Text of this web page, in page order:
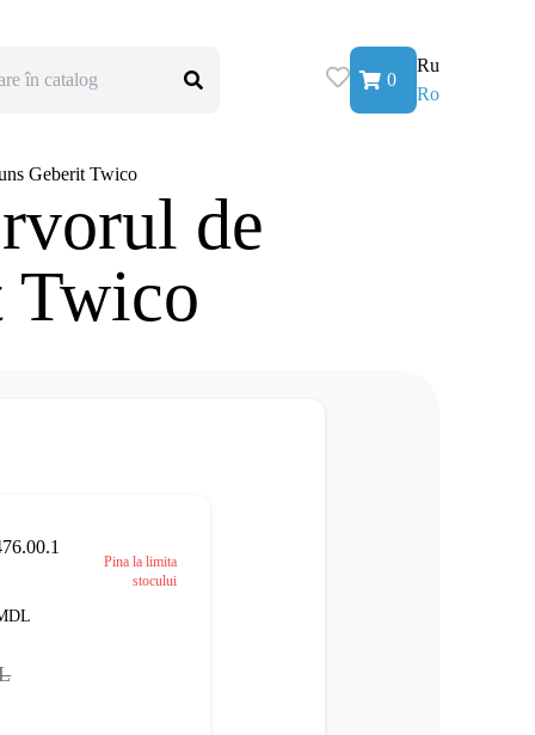
0
Ru
Ro
Geberit Twico
de
Twico
Pina la limita
stocului